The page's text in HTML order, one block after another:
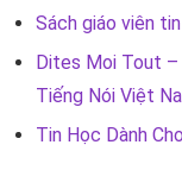
Sách giáo viên
Dites Moi Tout –
Tiếng Nói Việt
Tin Học Dành